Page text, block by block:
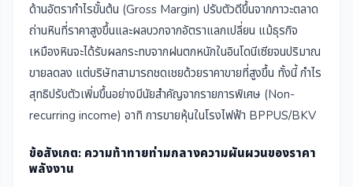
ด้านอัตรากำไรขั้นต้น (Gross Margin) ปรับตัวดีขึ้นจากภาวะตลาด
ถ่านหินที่ราคาสูงขึ้นและผลบวกจากอัตราแลกเปลี่ยน แม้ธุรกิจ
เหมืองหินจะได้รับผลกระทบจากฝนตกหนักในอินโดนีเซียจนปริมาณ
ขายลดลง แต่บริษัทสามารถชดเชยด้วยราคาขายที่สูงขึ้น ทั้งนี้ กำไร
สุทธิปรับตัวเพิ่มขึ้นอย่างมีนัยสำคัญจากรายการพิเศษ (Non-
recurring income) อาทิ การขายหุ้นในโรงไฟฟ้า BPPUS/BKV
ข้อสังเกต: ความท้าทายท่ามกลางความผันผวนของราคา
พลังงาน